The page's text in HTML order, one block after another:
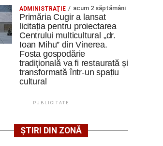
ADMINISTRAŢIE acum 2 săptămâni
Primăria Cugir a lansat
licitația pentru proiectarea
Centrului multicultural „dr.
Ioan Mihu” din Vinerea.
Fosta gospodărie
tradițională va fi restaurată și
transformată într-un spațiu
cultural
PUBLICITATE
ȘTIRI DIN ZONĂ